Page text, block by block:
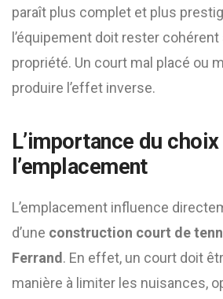
paraît plus complet et plus
l’équipement doit rester
propriété. Un court mal placé ou
produire l’effet inverse.
L’importance du
l’emplacement
L’emplacement influence
d’une construction court de
Ferrand . En effet, un court doit
manière à limiter les nuisances,